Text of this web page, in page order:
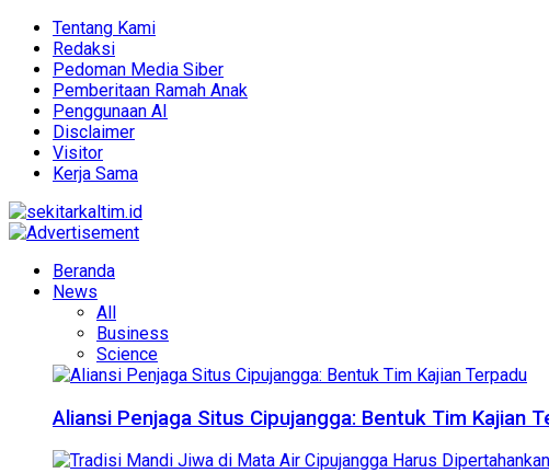
Tentang Kami
Redaksi
Pedoman Media Siber
Pemberitaan Ramah Anak
Penggunaan AI
Disclaimer
Visitor
Kerja Sama
Beranda
News
All
Business
Science
Aliansi Penjaga Situs Cipujangga: Bentuk Tim Kajian